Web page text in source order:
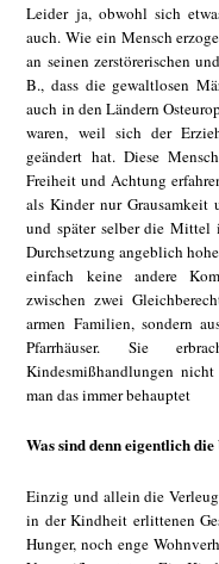
Leider ja, obwohl sich
auch. Wie ein Mensch
an seinen zerstörerischen
B., dass die gewaltlosen
auch in den Ländern
waren, weil sich der
geändert hat. Diese
Freiheit und Achtung
als Kinder nur Grausamkeit
und später selber die Mittel
Durchsetzung angeblich
einfach keine andere
zwischen zwei
armen Familien, sondern
Pfarrhäuser. Sie
Kindesmißhandlungen
man das immer behauptet
Was sind denn eigentlich
Einzig und allein die
in der Kindheit erlittenen
Hunger, noch enge